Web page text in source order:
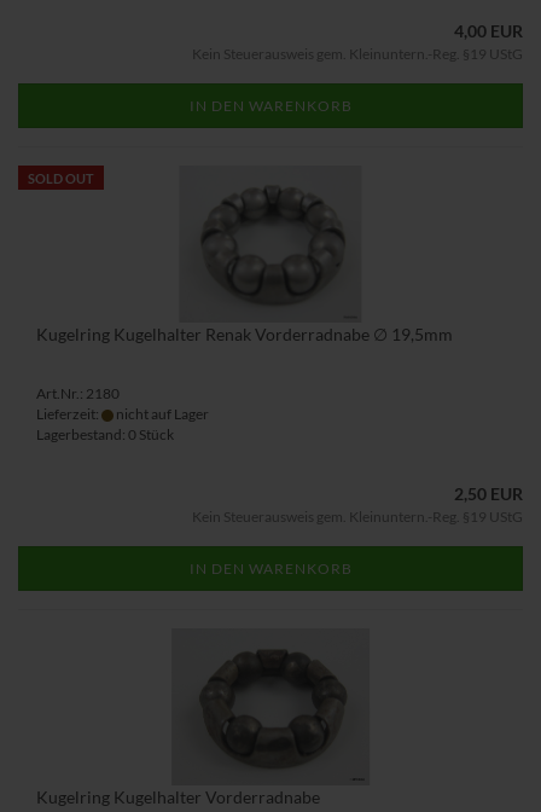
4,00 EUR
Kein Steuerausweis gem. Kleinuntern.-Reg. §19 UStG
IN DEN WARENKORB
SOLD OUT
Kugelring Kugelhalter Renak Vorderradnabe ∅ 19,5mm
Art.Nr.: 2180
Lieferzeit:
nicht auf Lager
Lagerbestand: 0 Stück
2,50 EUR
Kein Steuerausweis gem. Kleinuntern.-Reg. §19 UStG
IN DEN WARENKORB
Kugelring Kugelhalter Vorderradnabe